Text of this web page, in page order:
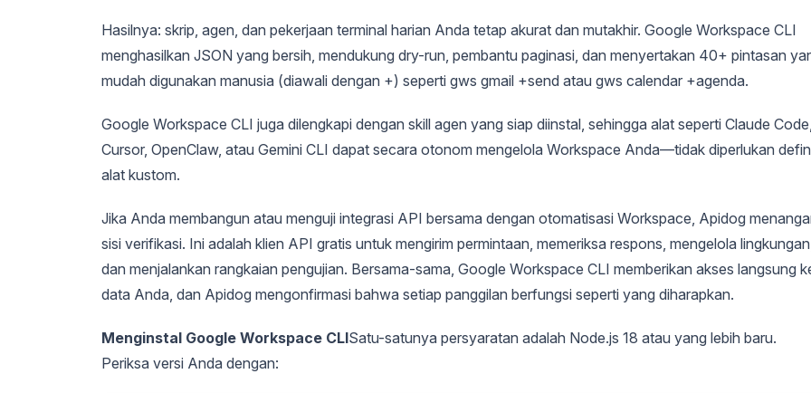
Hasilnya: skrip, agen, dan pekerjaan terminal harian Anda tetap akurat dan mutakhir. Google Workspace CLI
menghasilkan JSON yang bersih, mendukung dry-run, pembantu paginasi, dan menyertakan 40+ pintasan
mudah digunakan manusia (diawali dengan +) seperti gws gmail +send atau gws calendar +agenda.
Google Workspace CLI juga dilengkapi dengan skill agen yang siap diinstal, sehingga alat seperti Claude
Cursor, OpenClaw, atau Gemini CLI dapat secara otonom mengelola Workspace Anda—tidak diperlukan
alat kustom.
Jika Anda membangun atau menguji integrasi API bersama dengan otomatisasi Workspace, Apidog
sisi verifikasi. Ini adalah klien API gratis untuk mengirim permintaan, memeriksa respons, mengelola
dan menjalankan rangkaian pengujian. Bersama-sama, Google Workspace CLI memberikan akses langsung
data Anda, dan Apidog mengonfirmasi bahwa setiap panggilan berfungsi seperti yang diharapkan.
Menginstal Google Workspace CLISatu-satunya persyaratan adalah Node.js 18 atau yang lebih baru.
Periksa versi Anda dengan: